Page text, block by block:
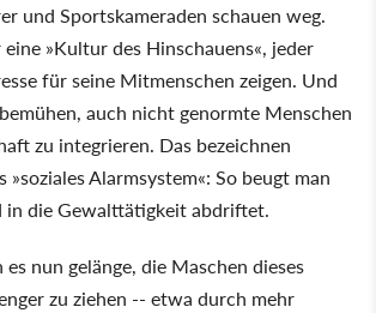
und Sportskameraden schauen weg.
»Kultur des Hinschauens«, jeder
für seine Mitmenschen zeigen. Und
auch nicht genormte Menschen
zu integrieren. Das bezeichnen
»soziales Alarmsystem«: So beugt man
in die Gewalttätigkeit abdriftet.
es nun gelänge, die Maschen dieses
zu ziehen -- etwa durch mehr